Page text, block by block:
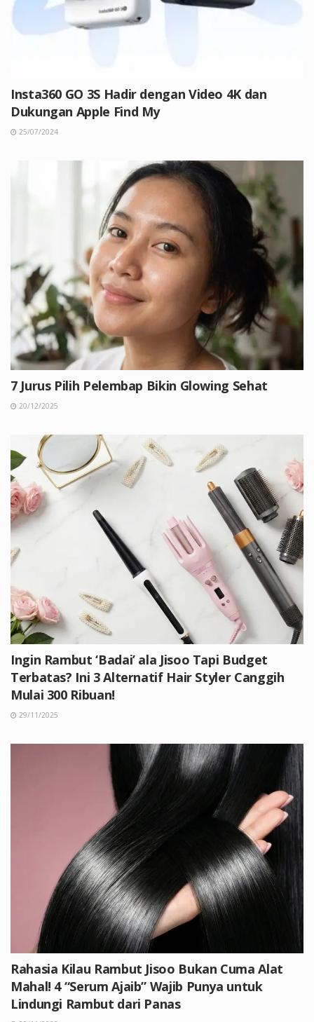
Insta360 GO 3S Hadir dengan Video 4K dan
Dukungan Apple Find My
25/07/2024
7 Jurus Pilih Pelembap Bikin Glowing Sehat
20/12/2025
Ingin Rambut ‘Badai’ ala Jisoo Tapi Budget
Terbatas? Ini 3 Alternatif Hair Styler Canggih
Mulai 300 Ribuan!
29/11/2025
Rahasia Kilau Rambut Jisoo Bukan Cuma Alat
Mahal! 4 “Serum Ajaib” Wajib Punya untuk
Lindungi Rambut dari Panas